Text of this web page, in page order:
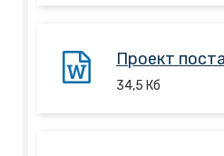
Проект
34,5 Кб